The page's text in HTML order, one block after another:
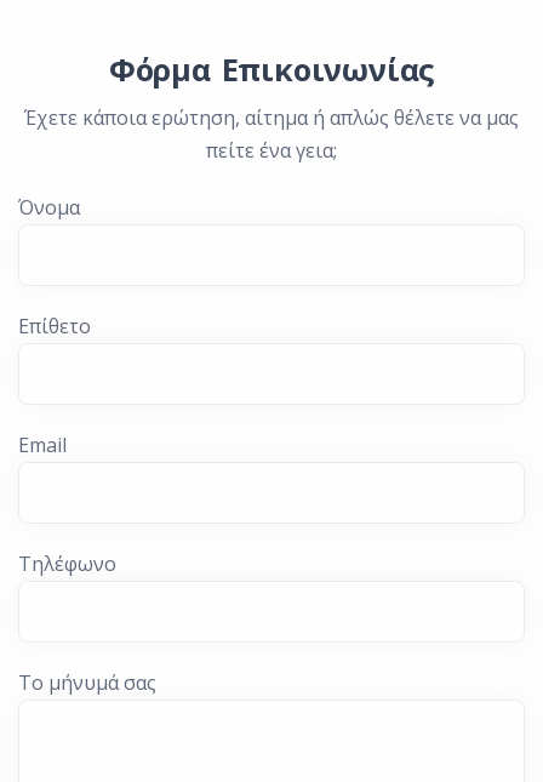
Φόρμα Επικοινωνίας
Έχετε κάποια ερώτηση, αίτημα ή απλώς θέλετε να μας
πείτε ένα γεια;
Όνομα
Επίθετο
Email
Τηλέφωνο
Το μήνυμά σας